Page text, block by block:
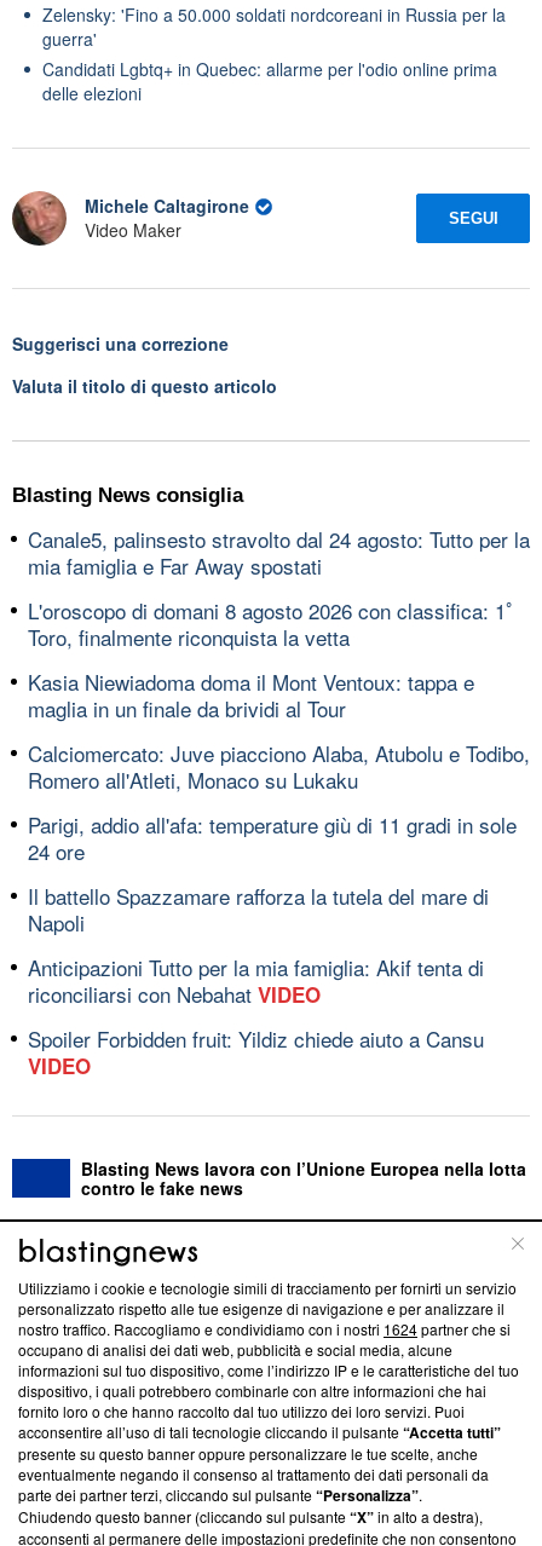
Zelensky: 'Fino a 50.000 soldati nordcoreani in Russia per la
guerra'
Candidati Lgbtq+ in Quebec: allarme per l'odio online prima
delle elezioni
Michele Caltagirone
Video Maker
SEGUI
Suggerisci una correzione
Valuta il titolo di questo articolo
Blasting News consiglia
Canale5, palinsesto stravolto dal 24 agosto: Tutto per la
mia famiglia e Far Away spostati
L'oroscopo di domani 8 agosto 2026 con classifica: 1ﾟ
Toro, finalmente riconquista la vetta
Kasia Niewiadoma doma il Mont Ventoux: tappa e
maglia in un finale da brividi al Tour
Calciomercato: Juve piacciono Alaba, Atubolu e Todibo,
Romero all'Atleti, Monaco su Lukaku
Parigi, addio all'afa: temperature giù di 11 gradi in sole
24 ore
Il battello Spazzamare rafforza la tutela del mare di
Napoli
Anticipazioni Tutto per la mia famiglia: Akif tenta di
riconciliarsi con Nebahat VIDEO
Spoiler Forbidden fruit: Yildiz chiede aiuto a Cansu
VIDEO
Blasting News lavora con l’Unione Europea nella lotta
contro le fake news
ABOUT LINEA EDITORIALE
Questa sezione offre informazioni trasparenti su Blasting
News, sui nostri processi editoriali e su come ci impegniamo a
creare news di qualità. Inoltre, afferma la nostra aderenza a
‘Trust Project - News with Integrity’Blasting News non è
ancora membro del programma, ma ha richiesto di farne
parte; Trust Project non ha ancora effettuato una verifica di
conformità agli standard.
Su di noi
Utilizziamo i cookie e tecnologie simili di tracciamento per fornirti un servizio
personalizzato rispetto alle tue esigenze di navigazione e per analizzare il
nostro traffico. Raccogliamo e condividiamo con i nostri 1624partner che si
occupano di analisi dei dati web, pubblicità e social media, alcune
informazioni sul tuo dispositivo, come l’indirizzo IP e le caratteristiche del tuo
dispositivo, i quali potrebbero combinarle con altre informazioni che hai
fornito loro o che hanno raccolto dal tuo utilizzo dei loro servizi. Puoi
acconsentire all’uso di tali tecnologie cliccando il pulsante“Accetta tutti”
presente su questo banner oppure personalizzare le tue scelte, anche
eventualmente negando il consenso al trattamento dei dati personali da
parte dei partner terzi, cliccando sul pulsante“Personalizza”.
Chiudendo questo banner (cliccando sul pulsante“X”in alto a destra),
acconsenti al permanere delle impostazioni predefinite che non consentono